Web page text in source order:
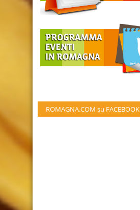
ROMAGNA.COM su FACEBOOK